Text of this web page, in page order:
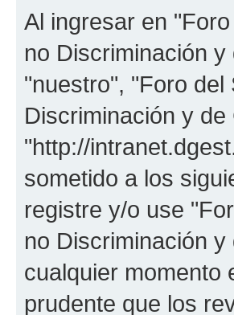
Al ingresar en
no Discriminación
"nuestro", "Foro
Discriminación y de
"http://
sometido a los
registre y/o use
no Discriminación
cualquier momento
prudente que los